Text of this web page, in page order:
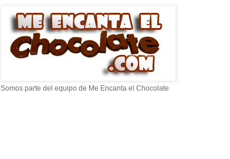
Somos parte del equipo de Me Encanta el Chocolate